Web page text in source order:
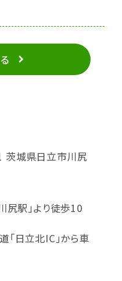
茨城県日立市川尻
尻駅」より徒歩10
「日立北IC」から車